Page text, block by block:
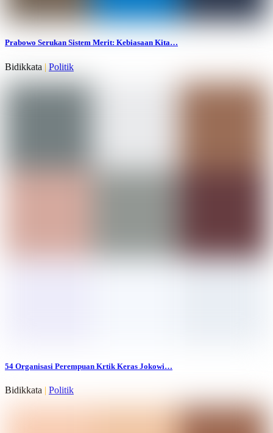
Prabowo Serukan Sistem Merit: Kebiasaan Kita…
Bidikkata | Politik
54 Organisasi Perempuan Krtik Keras Jokowi…
Bidikkata | Politik